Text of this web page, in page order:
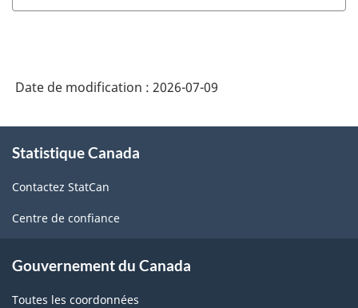
Date de modification : 2026-07-09
propos
ce
site
Statistique Canada
Contactez StatCan
Centre de confiance
Gouvernement du Canada
Toutes les coordonnées